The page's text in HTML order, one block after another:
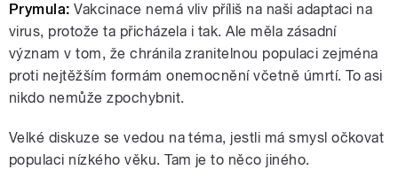
Prymula:Vakcinace nemá vliv příliš na naši adaptaci na
virus, protože ta přicházela i tak. Ale měla zásadní
význam v tom, že chránila zranitelnou populaci zejména
proti nejtěžším formám onemocnění včetně úmrtí. To asi
nikdo nemůže zpochybnit.
Velké diskuze se vedou na téma, jestli má smysl očkovat
populaci nízkého věku. Tam je to něco jiného.